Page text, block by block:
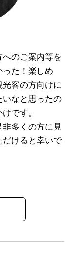
のご案内等を
った！楽しめ
客の方向けに
いなと思ったの
です。
多くの方に見
だけると幸いで